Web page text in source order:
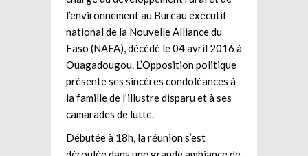
l’environnement au Bureau exécutif
national de la Nouvelle Alliance du
Faso (NAFA), décédé le 04 avril 2016 à
Ouagadougou. L’Opposition politique
présente ses sincères condoléances à
la famille de l’illustre disparu et à ses
camarades de lutte.
Débutée à 18h, la réunion s’est